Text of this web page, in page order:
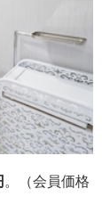
。（会員価格